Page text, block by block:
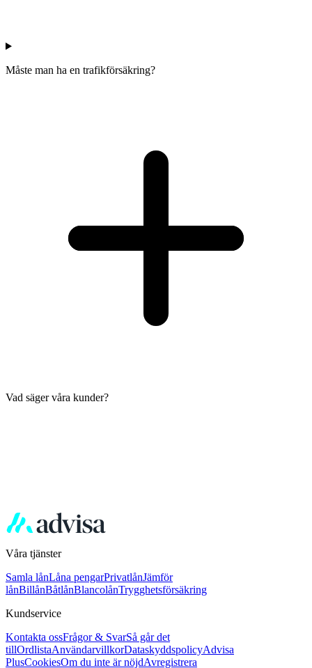
Måste man ha en trafikförsäkring?
Vad säger våra kunder?
Våra tjänster
Samla lånLåna pengarPrivatlånJämför
lånBillånBåtlånBlancolånTrygghetsförsäkring
Kundservice
Kontakta ossFrågor & SvarSå går det
tillOrdlistaAnvändarvillkorDataskyddspolicyAdvisa
PlusCookiesOm du inte är nöjdAvregistrera